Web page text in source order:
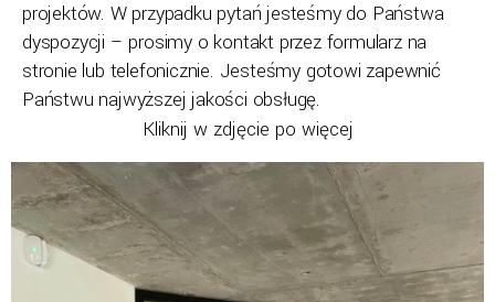
projektów. W przypadku pytań jesteśmy do Państwa
dyspozycji – prosimy o kontakt przez formularz na
stronie lub telefonicznie. Jesteśmy gotowi zapewnić
Państwu najwyższej jakości obsługę.
Kliknij w zdjęcie po więcej